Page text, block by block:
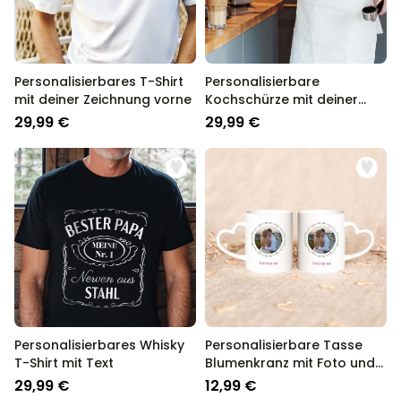
Personalisierbares T-Shirt
mit deiner Zeichnung vorne
29,99 €
Personalisierbare
Kochschürze mit deiner
Zeichnung
29,99 €
Personalisierbares Whisky
T-Shirt mit Text
29,99 €
Personalisierbare Tasse
Blumenkranz mit Foto und
Text
12,99 €